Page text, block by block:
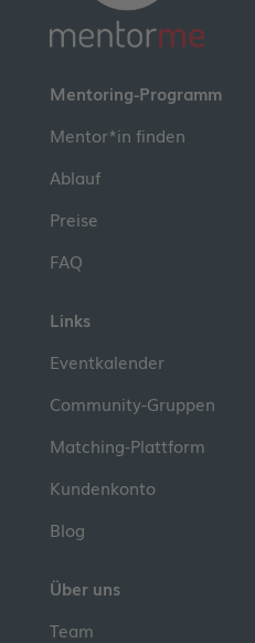
Mentoring-Programm
Mentor*in finden
Ablauf
Preise
FAQ
Links
Eventkalender
Community-Gruppen
Matching-Plattform
Kundenkonto
Blog
Über uns
Team